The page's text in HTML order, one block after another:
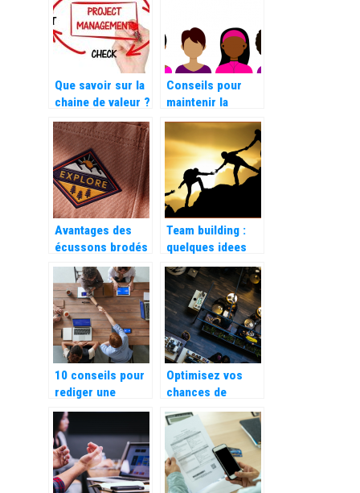
logiciels à utiliser
Que savoir sur la
chaine de valeur ?
Conseils pour
maintenir la
réputation d’une
entreprise
Avantages des
écussons brodés
personnalisés sur
les uniformes
Team building :
quelques idees
d’activites.
10 conseils pour
rediger une
publicite efficace
Optimisez vos
chances de
gagner encore
plus avec votre
hotel !